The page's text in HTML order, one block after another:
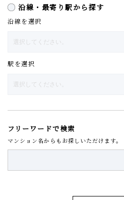
沿線・最寄り駅から探す
沿線を選択
駅を選択
フリーワードで検索
マンション名からもお探しいただけます。